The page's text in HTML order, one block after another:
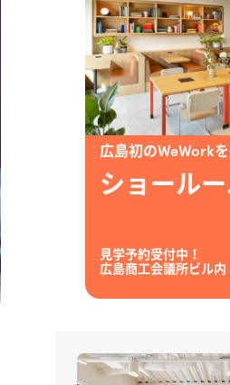
広島初のWeWork
ショール
見学予約受付中！
広島商工会議所ビル内